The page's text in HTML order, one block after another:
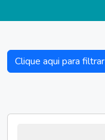
Clique aqui para filtrar